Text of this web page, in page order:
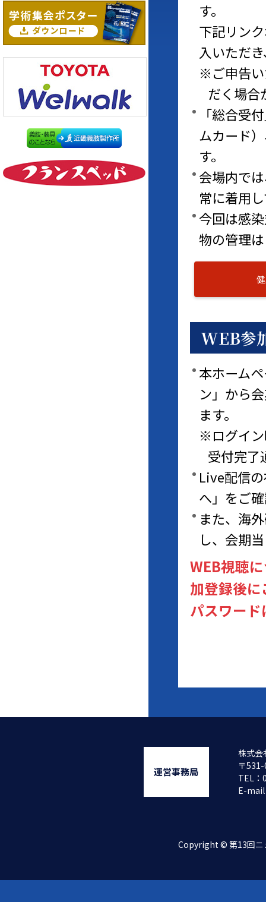
す。
下記リン
入いただ
※ご申告い
だく場合
「総合受
ムカード
す。
会場内で
常に着用
今回は感
物の管理
WEB参
本ホーム
ン」から
ます。
※ログイン
受付完了
Live配信
へ」をご
また、海
し、会期
WEB視聴
加登録後
パスワー
運営事務局
株式会
〒
TEL：
E-
Copyright © 第13回ニ